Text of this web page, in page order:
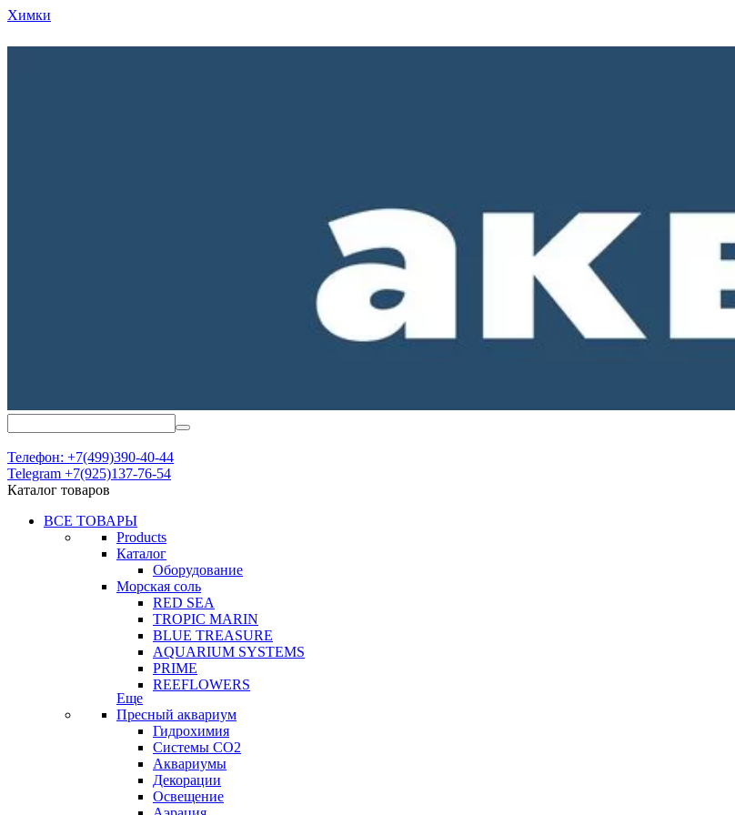
Химки
Телефон: +7(499)390-40-44
Telegram +7(925)137-76-54
Каталог товаров
ВСЕ ТОВАРЫ
Products
Каталог
Оборудование
Морская соль
RED SEA
TROPIC MARIN
BLUE TREASURE
AQUARIUM SYSTEMS
PRIME
REEFLOWERS
Еще
Пресный аквариум
Гидрохимия
Системы СО2
Аквариумы
Декорации
Освещение